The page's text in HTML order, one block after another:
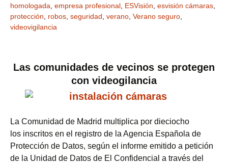
homologada, empresa profesional, ESVisión, esvisión cámaras,
protección, robos, seguridad, verano, Verano seguro,
videovigilancia
Las comunidades de vecinos se protegen
con videogilancia
La Comunidad de Madrid multiplica por dieciocho
los inscritos en el registro de la Agencia Española de
Protección de Datos, según el informe emitido a petición
de la Unidad de Datos de El Confidencial a través del